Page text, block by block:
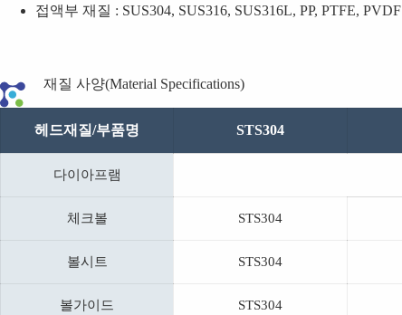
접액부 재질 : SUS304, SUS316, SUS316L, PP, PTFE, PVDF
재질 사양(Material Specifications)
헤드재질/부품명 STS304
다이아프램
체크볼 STS304
볼시트 STS304
볼가이드 STS304